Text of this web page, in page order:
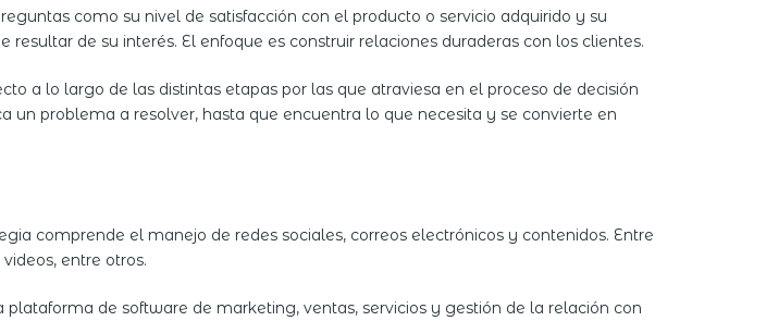
como su nivel de satisfacción con el producto o servicio adquirido y su
de su interés. El enfoque es construir relaciones duraderas con los clientes.
a lo largo de las distintas etapas por las que atraviesa en el proceso de decisión
problema a resolver, hasta que encuentra lo que necesita y se convierte en
comprende el manejo de redes sociales, correos electrónicos y contenidos. Entre
entre otros.
de software de marketing, ventas, servicios y gestión de la relación con